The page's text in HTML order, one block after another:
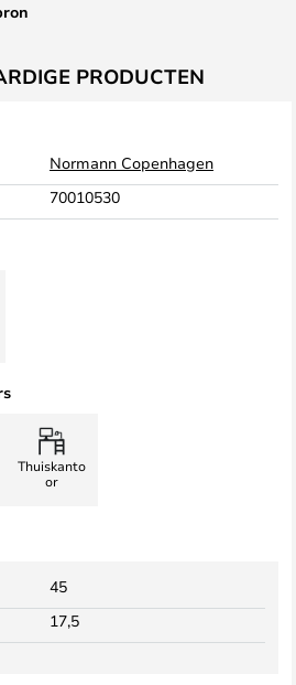
PRODUCTEN
Normann Copenhagen
70010530
Thuiskanto
or
45
17,5